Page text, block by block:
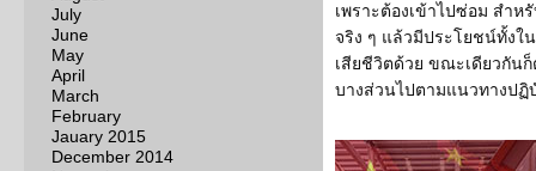
July
June
May
April
March
February
Jauary 2015
December 2014
เพราะต้องเข้าไปซ่อม สำห
จริง ๆ แล้วมีประโยชน์ทั้งใ
เสียชีวิตด้วย ขณะเดียวกัน
บางส่วนไปตามแนวทางปฏิ